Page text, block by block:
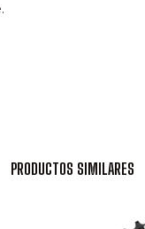
PRODUCTOS SIMILARES